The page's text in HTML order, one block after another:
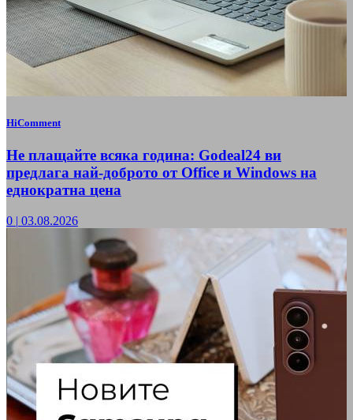
HiComment
Не плащайте всяка година: Godeal24 ви
предлага най-доброто от Office и Windows на
еднократна цена
0 | 03.08.2026